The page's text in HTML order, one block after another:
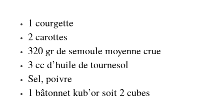
1 courgette
2 carottes
320 gr de semoule moyenne crue
3 cc d’huile de tournesol
Sel, poivre
1 bâtonnet kub’or soit 2 cubes